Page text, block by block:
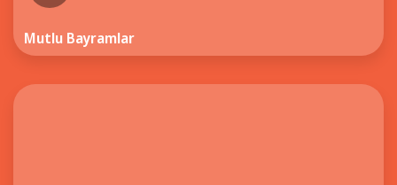
Mutlu Bayramlar